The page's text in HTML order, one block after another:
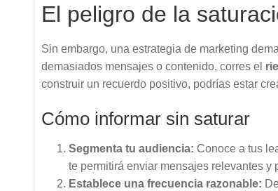
El peligro de la
Sin embargo, una estrategia de marketing
demasiados mensajes o contenido, corres el
construir un recuerdo positivo, podrías estar
Cómo informar sin saturar
Segmenta tu audiencia: Conoce a tus
te permitirá enviar mensajes relevantes
Establece una frecuencia razonable: